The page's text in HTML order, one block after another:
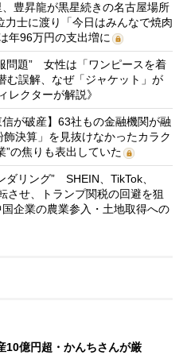
、豊昇龍が黒星続きの名古屋場所
士に渡り「今日はみんなで焼肉
年96万円の支出増に
問題” 女性は「ワンピースを着
む誤解、なぜ「ジャケット」が
レクターが解説》
信が破産】63社もの金融機関が融
決算」を見抜けなかったカラク
の焦りも表出していた
ダリング” SHEIN、TikTok、
せ、トランプ関税の回避を狙
企業の農業参入・土地取得への
10億円超・かんちさんが厳